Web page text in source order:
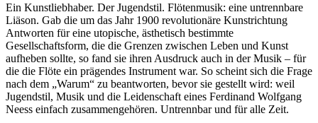
Ein Kunstliebhaber. Der Jugendstil. Flötenmusik: eine untrennbare
Liäson. Gab die um das Jahr 1900 revolutionäre Kunstrichtung
Antworten für eine utopische, ästhetisch bestimmte
Gesellschaftsform, die die Grenzen zwischen Leben und Kunst
aufheben sollte, so fand sie ihren Ausdruck auch in der Musik – für
die die Flöte ein prägendes Instrument war. So scheint sich die Frage
nach dem „Warum“ zu beantworten, bevor sie gestellt wird: weil
Jugendstil, Musik und die Leidenschaft eines Ferdinand Wolfgang
Neess einfach zusammengehören. Untrennbar und für alle Zeit.